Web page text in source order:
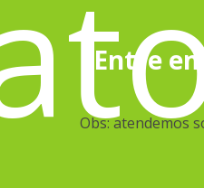
Entre
Obs: atendemos